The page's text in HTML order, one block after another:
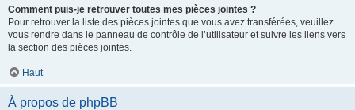
Comment puis-je retrouver toutes mes pièces jointes ?
Pour retrouver la liste des pièces jointes que vous avez transférées, veuillez
vous rendre dans le panneau de contrôle de l’utilisateur et suivre les liens vers
la section des pièces jointes.
Haut
À propos de phpBB